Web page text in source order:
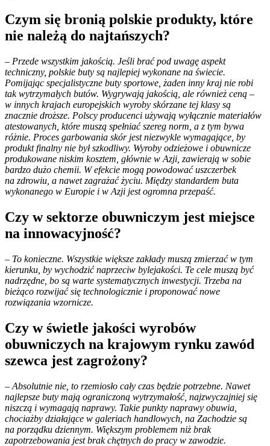
Czym się bronią polskie produkty, które
nie należą do najtańszych?
– Przede wszystkim jakością. Jeśli brać pod uwagę aspekt
techniczny, polskie buty są najlepiej wykonane na świecie.
Pomijając specjalistyczne buty sportowe, żaden inny kraj nie robi
tak wytrzymałych butów. Wygrywają jakością, ale również ceną –
w innych krajach europejskich wyroby skórzane tej klasy są
znacznie droższe. Polscy producenci używają wyłącznie materiałów
atestowanych, które muszą spełniać szereg norm, a z tym bywa
różnie. Proces garbowania skór jest niezwykle wymagające, by
produkt finalny nie był szkodliwy. Wyroby odzieżowe i obuwnicze
produkowane niskim kosztem, głównie w Azji, zawierają w sobie
bardzo dużo chemii. W efekcie mogą powodować uszczerbek
na zdrowiu, a nawet zagrażać życiu. Między standardem buta
wykonanego w Europie i w Azji jest ogromna przepaść.
Czy w sektorze obuwniczym jest miejsce
na innowacyjność?
– To konieczne. Wszystkie większe zakłady muszą zmierzać w tym
kierunku, by wychodzić naprzeciw bylejakości. Te cele muszą być
nadrzędne, bo są warte systematycznych inwestycji. Trzeba na
bieżąco rozwijać się technologicznie i proponować nowe
rozwiązania wzornicze.
Czy w świetle jakości wyrobów
obuwniczych na krajowym rynku zawód
szewca jest zagrożony?
– Absolutnie nie, to rzemiosło cały czas będzie potrzebne. Nawet
najlepsze buty mają ograniczoną wytrzymałość, najzwyczajniej się
niszczą i wymagają naprawy. Takie punkty naprawy obuwia,
chociażby działające w galeriach handlowych, na Zachodzie są
na porządku dziennym. Większym problemem niż brak
zapotrzebowania jest brak chętnych do pracy w zawodzie.